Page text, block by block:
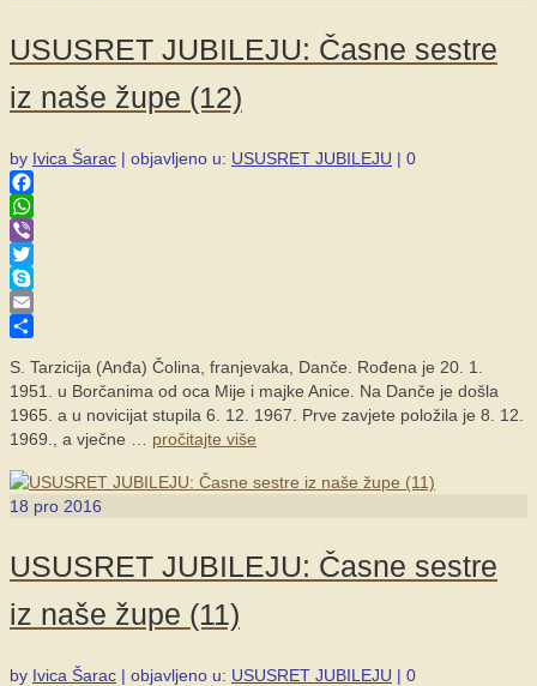
USUSRET JUBILEJU: Časne sestre
iz naše župe (12)
by Ivica Šarac | objavljeno u: USUSRET JUBILEJU | 0
Facebook
WhatsApp
Viber
Twitter
Skype
Email
S. Tarzicija (Anđa) Čolina, franjevaka, Danče. Rođena je 20. 1.
1951. u Borčanima od oca Mije i majke Anice. Na Danče je došla
1965. a u novicijat stupila 6. 12. 1967. Prve zavjete položila je 8. 12.
1969., a vječne … pročitajte više
18 pro 2016
USUSRET JUBILEJU: Časne sestre
iz naše župe (11)
by Ivica Šarac | objavljeno u: USUSRET JUBILEJU | 0